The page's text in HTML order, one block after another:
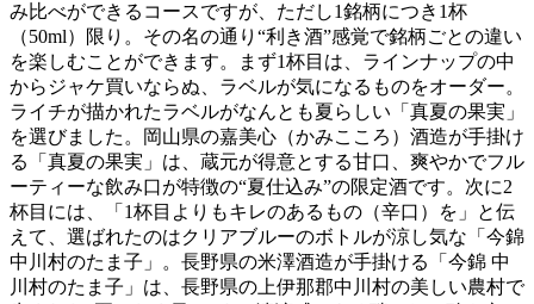
み比べができるコースですが、ただし1銘柄につき 1杯
（50ml）限り。その名の通り“利き酒”感覚で銘柄ごとの違い
を楽しむことができます。まず1杯目は、ラインナップの中
からジャケ買いならぬ、ラベルが気になるものをオーダー。
ライチが描かれたラベルがなんとも夏らしい「真夏の果実」
を選びました。岡山県の嘉美心（かみこころ）酒造が手掛け
る「真夏の果実」は、蔵元が得意とする甘口、爽やかでフル
ーティーな飲み口が特徴の“夏仕込み”の限定酒です。次に2
杯目には、「 1杯目よりもキレのあるもの（辛口）を」と伝
えて、選ばれたのはクリアブルーのボトルが涼し気な「今錦
中川村のたま子」。長野県の米澤酒造が手掛ける「今錦 中
川村のたま子」は、長野県の上伊那郡中川村の美しい農村で